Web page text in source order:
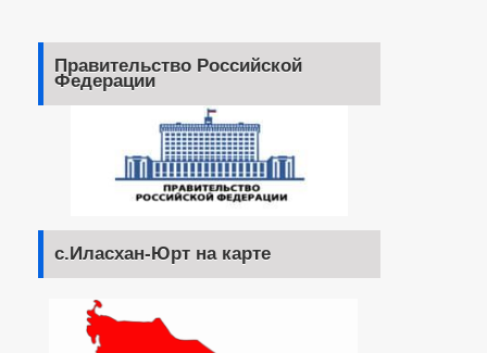
Правительство Российской
Федерации
с.Иласхан-Юрт на карте